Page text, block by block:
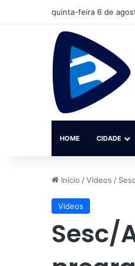
quinta-feira 6 de
HOME CIDADE
Início /Videos /
Videos
Sesc/